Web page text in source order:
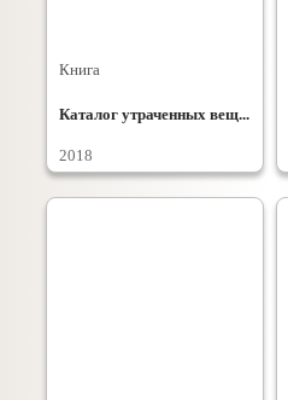
Книга
Каталог утраченных вещ...
2018